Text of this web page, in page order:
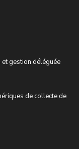
gestion déléguée
de collecte de